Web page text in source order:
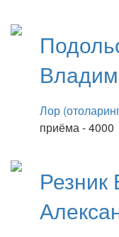
Лор
приёма - 4000
Резник